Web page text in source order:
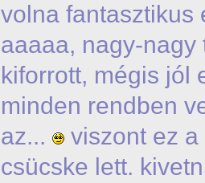
volna fantasztikus
aaaaa, nagy-nagy
kiforrott, mégis jól
minden rendben
az...
viszont ez
csücske lett.